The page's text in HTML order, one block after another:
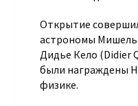
Открытие
астрономы
Дидье Кело (Didier
были награждены
физике.